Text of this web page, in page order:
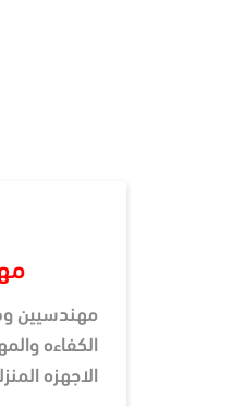
مهندسيين
الكفاءه
الاجهزه